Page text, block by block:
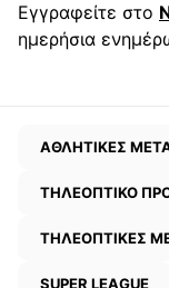
Εγγραφείτε στο
ημερήσια
ΑΘΛΗΤΙΚΕΣ
ΤΗΛΕΟΠΤΙΚΟ
ΤΗΛΕΟΠΤΙΚΕΣ
SUPER LEAGUE